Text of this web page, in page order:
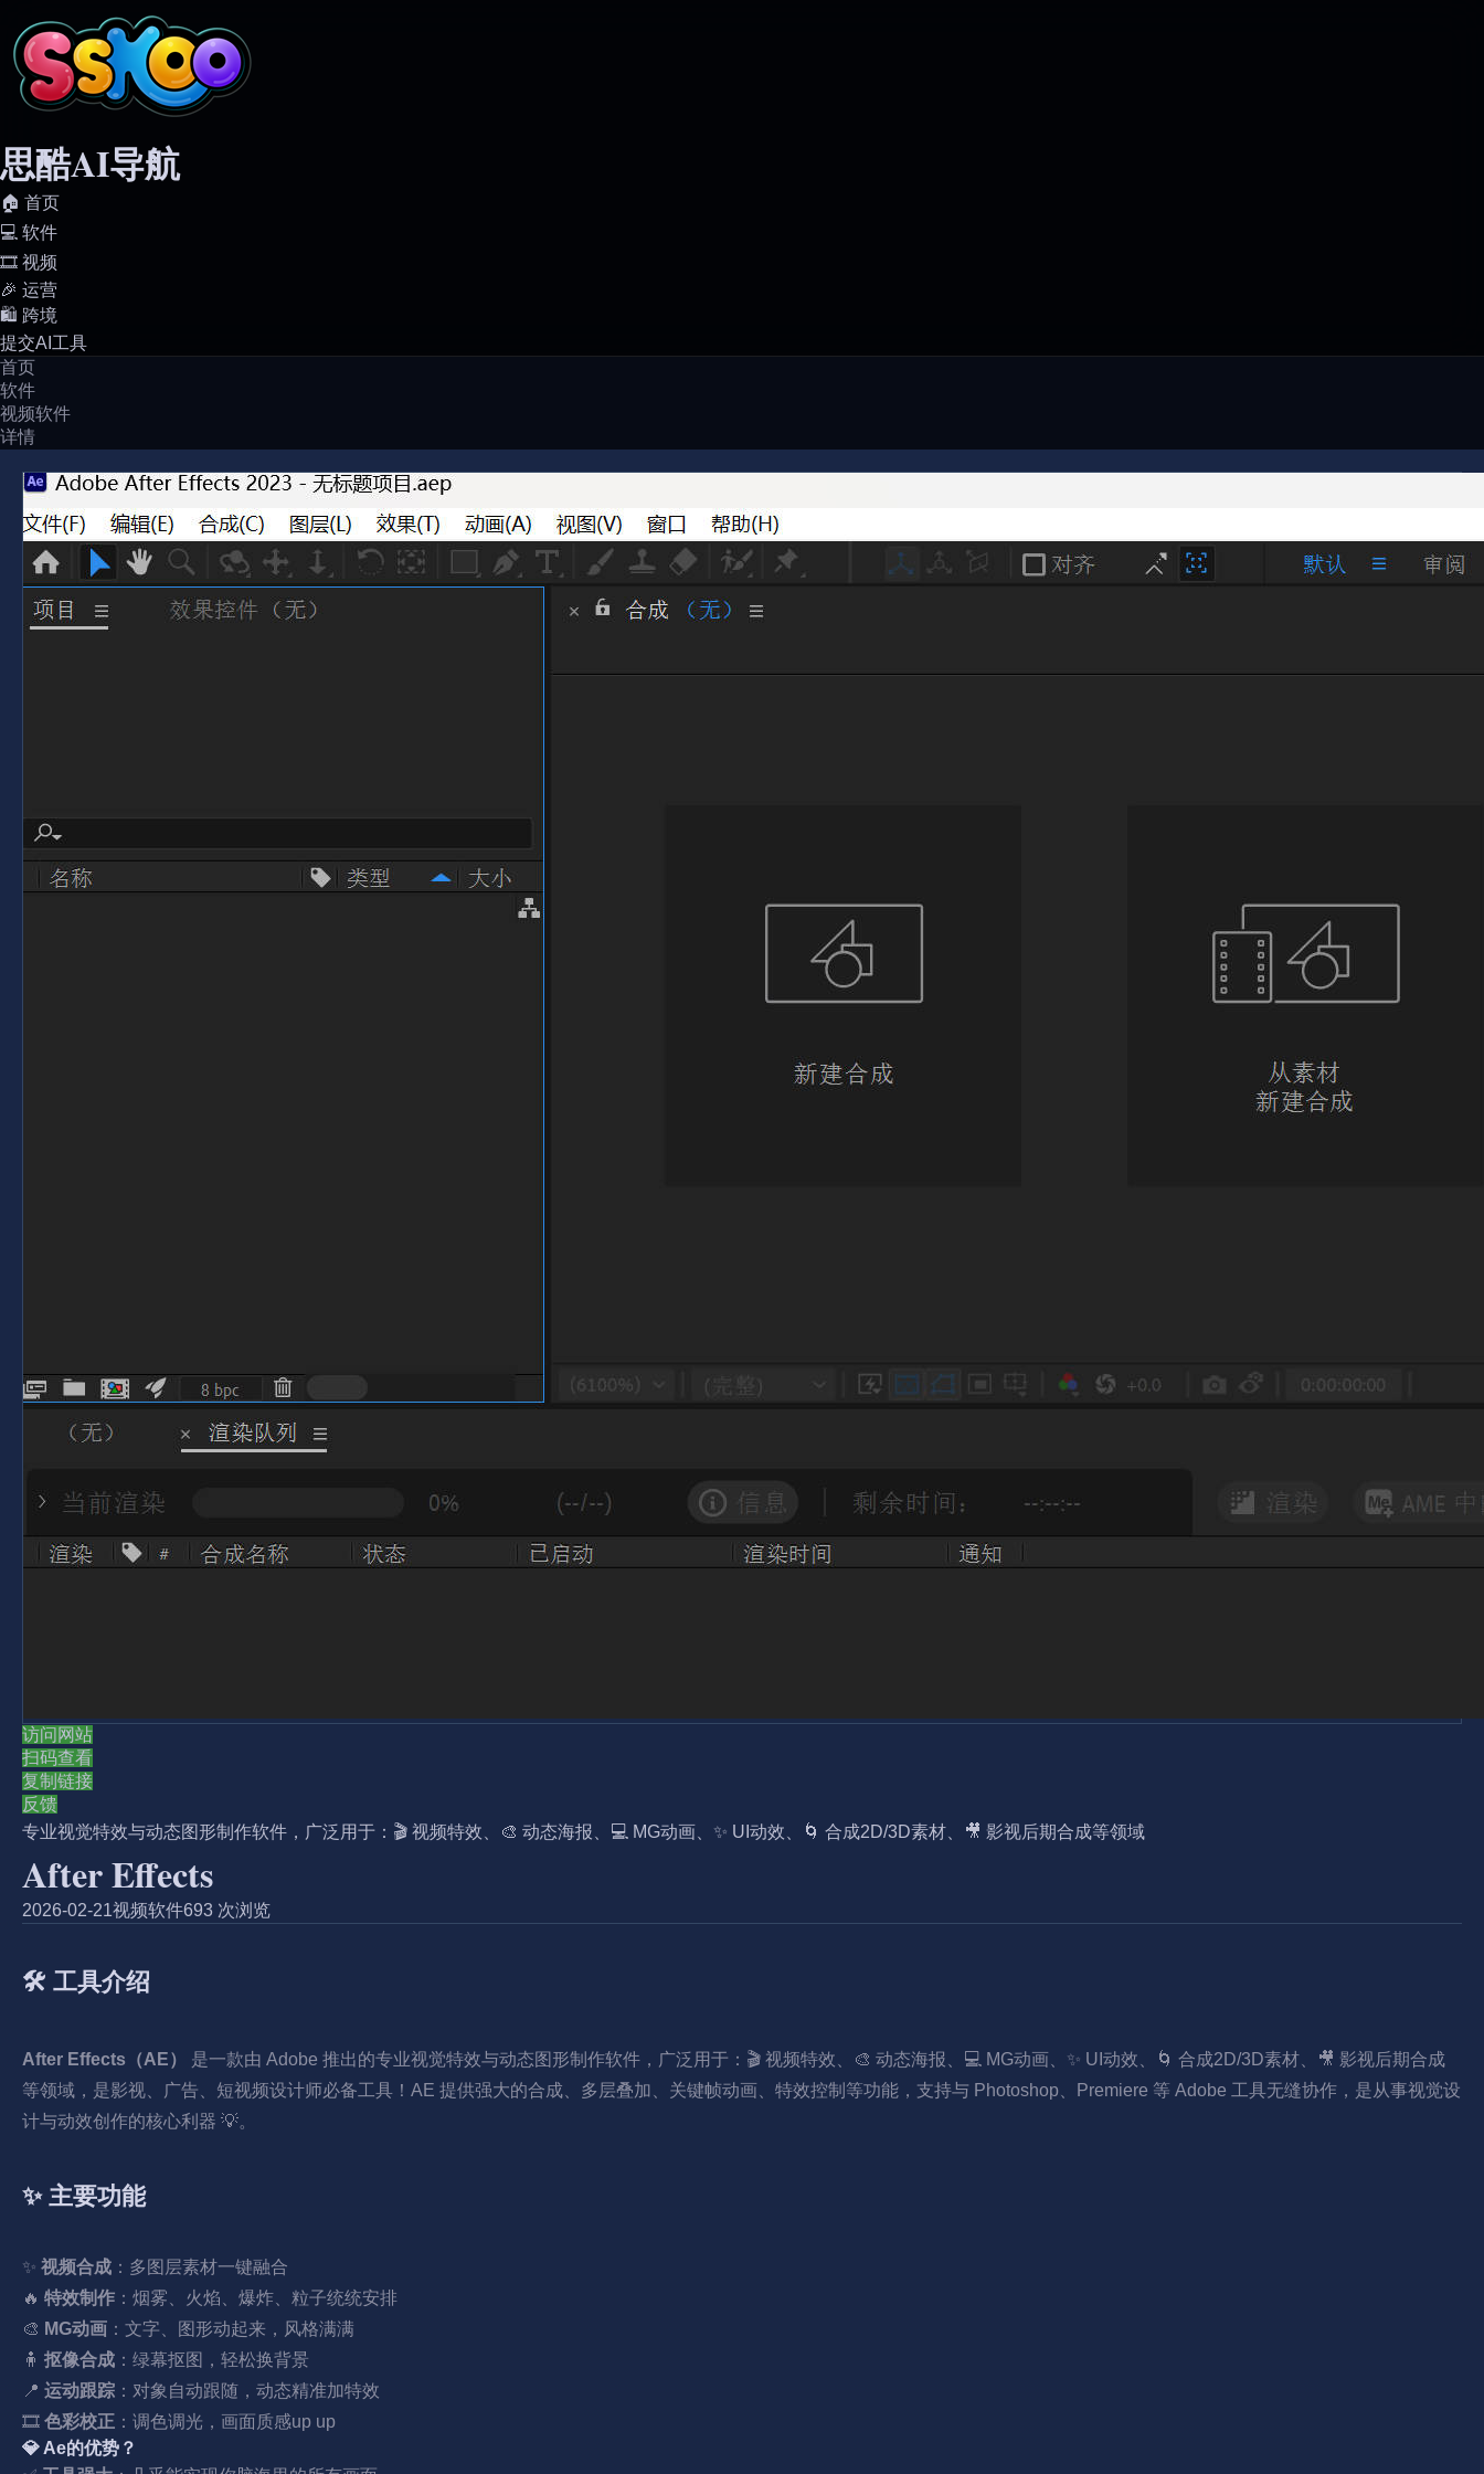
思酷AI导航
🏠️ 首页
💻️ 软件
🎞️ 视频
🎉 运营
🛍️ 跨境
提交AI工具
首页
软件
视频软件
详情
访问网站
扫码查看
复制链接
反馈
专业视觉特效与动态图形制作软件，广泛用于：🎬 视频特效、🎨 动态海报、💻 MG动画、✨ UI动效、🌀 合成2D/3D素材、🎥 影视后期合成等领域
After Effects
2026-02-21视频软件693 次浏览
🛠️ 工具介绍
After Effects（AE）
是一款由 Adobe 推出的专业视觉特效与动态图形制作软件，广泛用于：🎬 视频特效、🎨 动态海报、💻 MG动画、✨ UI动效、🌀 合成2D/3D素材、🎥 影视后期合成
等领域，是影视、广告、短视频设计师必备工具！AE 提供强大的合成、多层叠加、关键帧动画、特效控制等功能，支持与 Photoshop、Premiere 等 Adobe 工具无缝协作，是从事视觉设
计与动效创作的核心利器 💡。
✨ 主要功能
✨ 视频合成 ：多图层素材一键融合
🔥 特效制作 ：烟雾、火焰、爆炸、粒子统统安排
🎨 MG动画 ：文字、图形动起来，风格满满
🧍 抠像合成 ：绿幕抠图，轻松换背景
📍 运动跟踪 ：对象自动跟随，动态精准加特效
🎞️ 色彩校正 ：调色调光，画面质感up up
💎 Ae的优势？